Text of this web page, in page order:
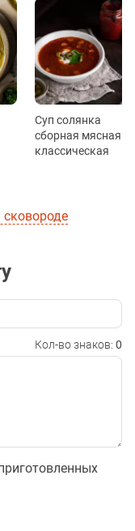
Суп солянка
сборная мясная
классическая
Кол-во знаков: 0